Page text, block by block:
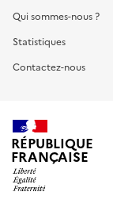
Qui sommes-nous ?
Statistiques
Contactez-nous
RÉPUBLIQUE
FRANÇAISE